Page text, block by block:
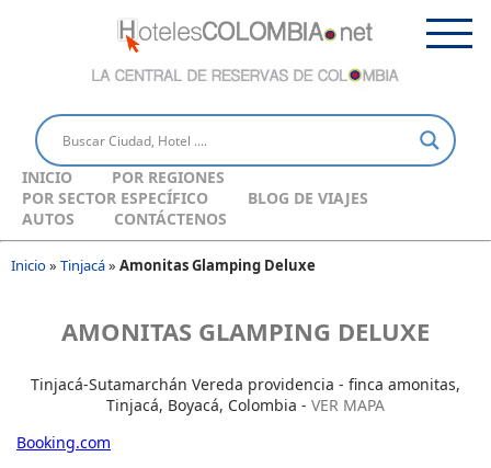
INICIO
POR REGIONES
POR SECTOR ESPECÍFICO
BLOG DE VIAJES
AUTOS
CONTÁCTENOS
Inicio» Tinjacá» Amonitas Glamping Deluxe
AMONITAS GLAMPING DELUXE
Tinjacá-Sutamarchán Vereda providencia - finca amonitas,
Tinjacá, Boyacá, Colombia - VER MAPA
Booking.com